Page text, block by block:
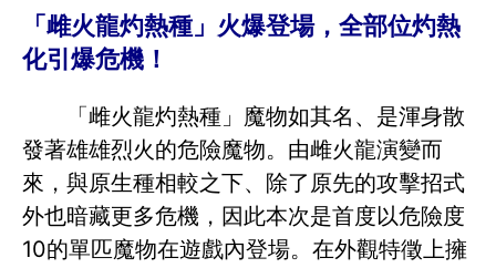
「雌火龍灼熱種」火爆登場，全部位灼熱
化引爆危機！
「雌火龍灼熱種」魔物如其名、是渾身散
發著雄雄烈火的危險魔物。由雌火龍演變而
來，與原生種相較之下、除了原先的攻擊招式
外也暗藏更多危機，因此本次是首度以危險度
10的單匹魔物在遊戲內登場。在外觀特徵上擁